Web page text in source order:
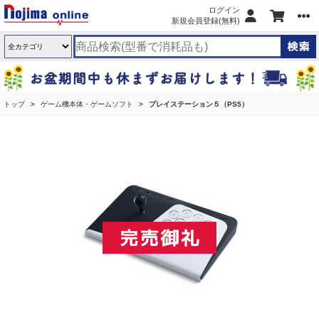
ログイン
新規会員登録(無料)
トップ ゲーム機本体・ゲームソフト プレイステーション５（PS5）